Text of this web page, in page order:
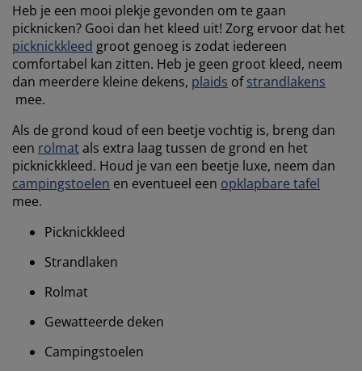
Heb je een mooi plekje gevonden om te gaan
picknicken? Gooi dan het kleed uit! Zorg ervoor dat het
picknickkleed groot genoeg is zodat iedereen
comfortabel kan zitten. Heb je geen groot kleed, neem
dan meerdere kleine dekens, plaids ofstrandlakens
mee.
Als de grond koud of een beetje vochtig is, breng dan
een rolmatals extra laag tussen de grond en het
picknickkleed. Houd je van een beetje luxe, neem dan
campingstoelen en eventueel een opklapbare tafel
mee.
Picknickkleed
Strandlaken
Rolmat
Gewatteerde deken
Campingstoelen